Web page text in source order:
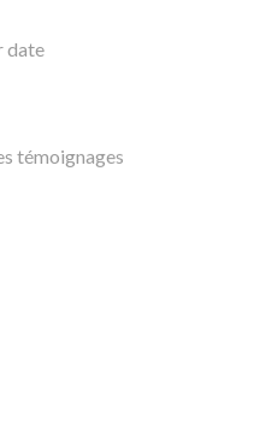
date
témoignages